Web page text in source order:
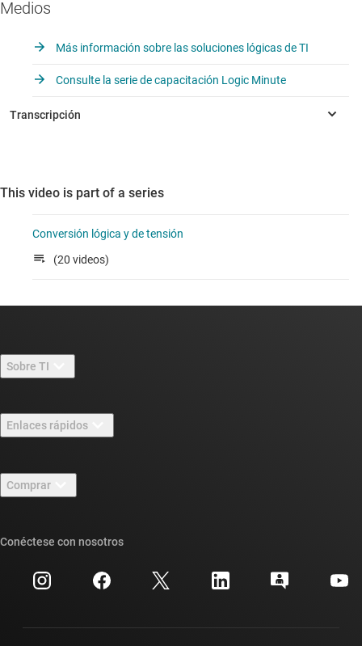
Medios
Más información sobre las soluciones lógicas de TI
Consulte la serie de capacitación Logic Minute
This video is part of a series
Conversión lógica y de tensión
(20 videos)
Sobre TI
Carreras laborales
Sala de redacción
Eventos
Relaciones con los inversionistas
Enlaces rápidos
Foros de soporte de diseño de TI E2E™
Búsqueda de referencias cruzadas
Centro de atención al cliente
Comprar
Preguntas frecuentes sobre pedidos
Conéctese con nosotros